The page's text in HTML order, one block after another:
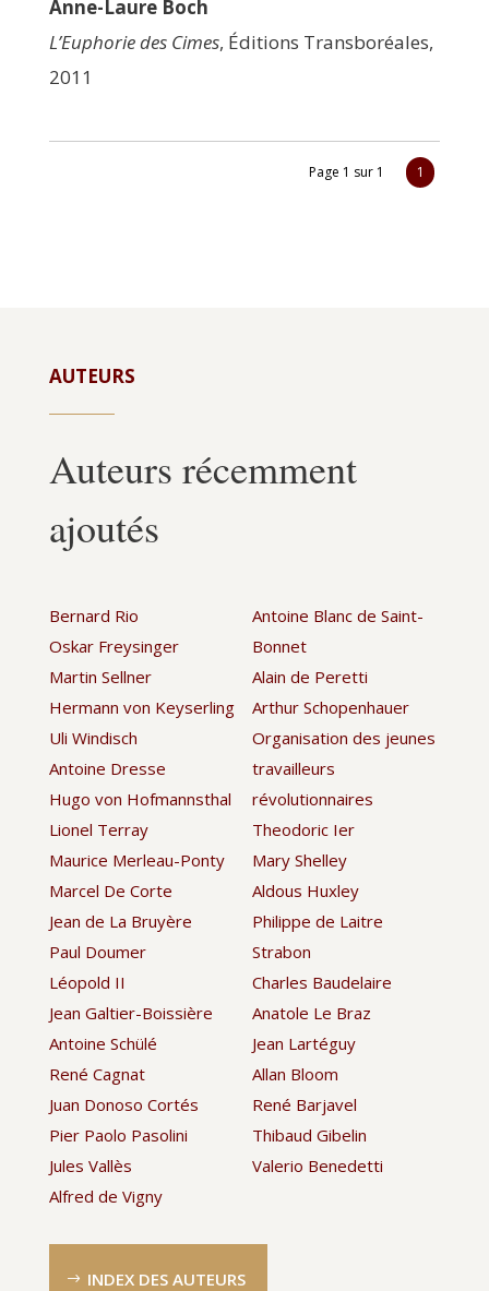
Anne-Laure Boch
L’Euphorie des Cimes, Édi­tions Trans­bo­réales,
2011
Page 1 sur 1 1
AUTEURS
Auteurs récemment
ajoutés
Bernard Rio
Oskar Freysinger
Martin Sellner
Hermann von Keyserling
Uli Windisch
Antoine Dresse
Hugo von Hofmannsthal
Lionel Terray
Maurice Merleau-Ponty
Marcel De Corte
Jean de La Bruyère
Paul Doumer
Léopold II
Jean Galtier-Boissière
Antoine Schülé
René Cagnat
Juan Donoso Cortés
Pier Paolo Pasolini
Jules Vallès
Alfred de Vigny
Antoine Blanc de Saint-
Bonnet
Alain de Peretti
Arthur Schopenhauer
Organisation des jeunes
travailleurs
révolutionnaires
Theodoric Ier
Mary Shelley
Aldous Huxley
Philippe de Laitre
Strabon
Charles Baudelaire
Anatole Le Braz
Jean Lartéguy
Allan Bloom
René Barjavel
Thibaud Gibelin
Valerio Benedetti
INDEX DES AUTEURS